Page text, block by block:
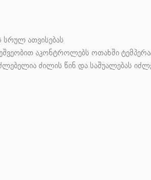
ათვისებას
აკონტროლებს ოთახში
ძილის წინ და საშუალებას